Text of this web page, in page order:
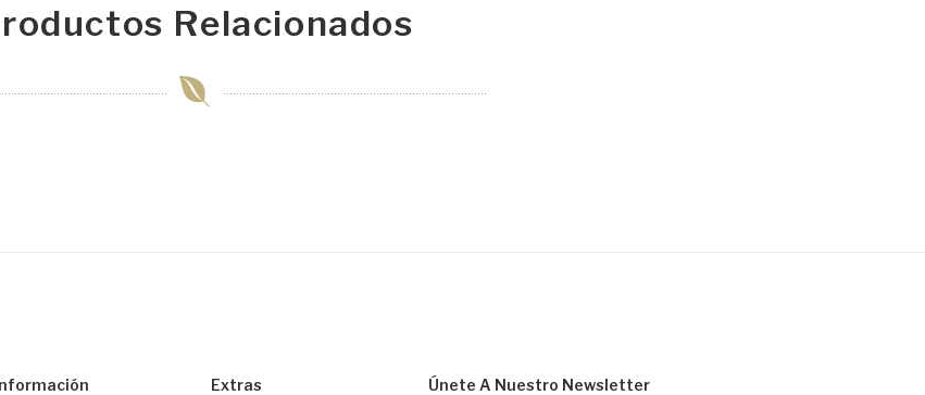
Relacionados
Extras Únete A Nuestro Newsletter